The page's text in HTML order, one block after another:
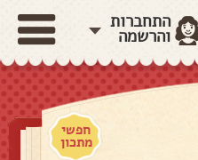
התחברות
והרשמה
חפשי
מתכון